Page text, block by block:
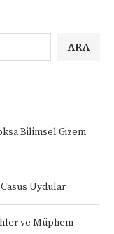
ARA
Bilimsel Gizem
Uydular
ve Müphem